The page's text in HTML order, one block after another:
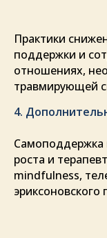
Практики
поддержки и
отношениях,
травмирующей
4.
Самоподдержка
роста и
mindfulness,
эриксоновского